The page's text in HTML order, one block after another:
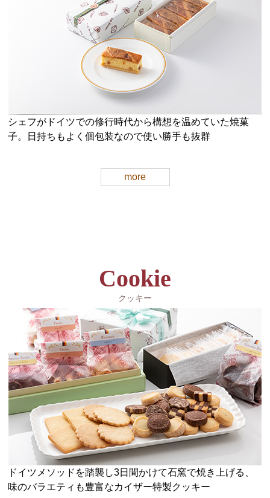
シェフがドイツでの修行時代から構想を温めていた焼菓
子。日持ちもよく個包装なので使い勝手も抜群
more
Cookie
クッキー
ドイツメソッドを踏襲し3日間かけて石窯で焼き上げる、
味のバラエティも豊富なカイザー特製クッキー